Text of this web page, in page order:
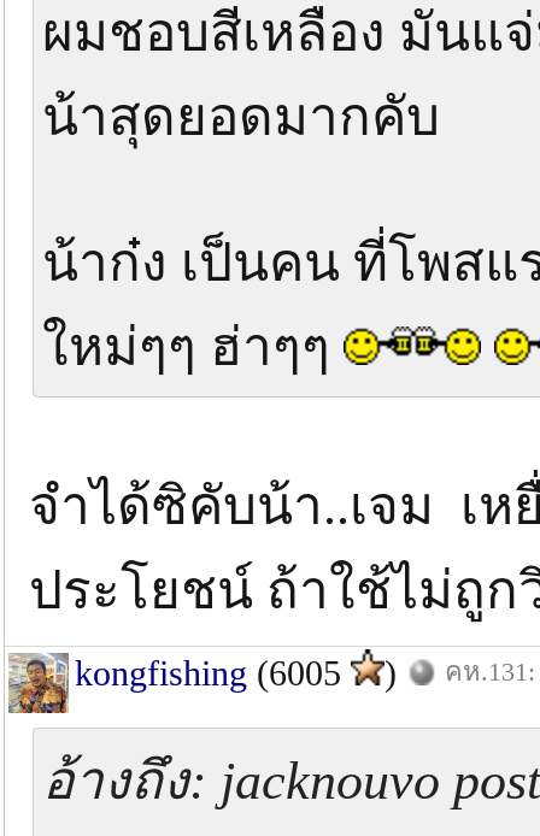
ผมชอบสีเหลือง มันแ
น้าสุดยอดมากคับ
น้าก๋ง เป็นคน ที่โพสแ
ใหม่ๆๆ ฮ่าๆๆ
จำได้ซิคับน้า..เจม เ
ประโยชน์ ถ้าใช้ไม่ถู
kongfishing (6005 ) คห
อ้างถึง: jacknouvo